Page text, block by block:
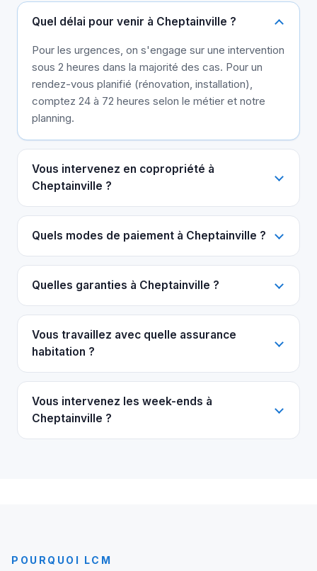
Quel délai pour venir à Cheptainville ?
Pour les urgences, on s'engage sur une intervention
sous 2 heures dans la majorité des cas. Pour un
rendez-vous planifié (rénovation, installation),
comptez 24 à 72 heures selon le métier et notre
planning.
Vous intervenez en copropriété à
Cheptainville ?
Quels modes de paiement à Cheptainville ?
Quelles garanties à Cheptainville ?
Vous travaillez avec quelle assurance
habitation ?
Vous intervenez les week-ends à
Cheptainville ?
POURQUOI LCM